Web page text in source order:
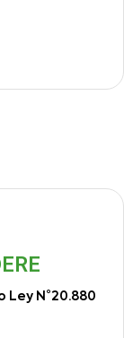
Ley N°20.880